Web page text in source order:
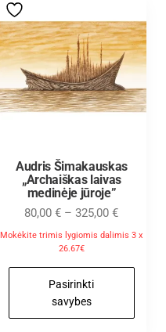
Audris Šimakauskas
„Archaiškas laivas
medinėje jūroje”
80,00€ – 325,00€
Mokėkite trimis lygiomis dalimis 3 x
26.67€
Pasirinkti
savybes